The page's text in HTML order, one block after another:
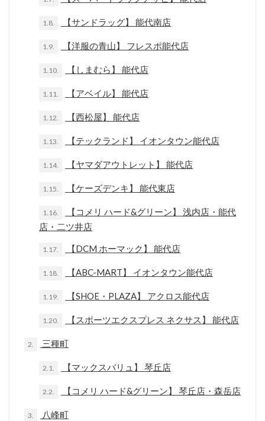
1.8. 【サンドラッグ】 能代南店
1.9. 【洋服の青山】 フレスポ能代店
1.10. 【しまむら】 能代店
1.11. 【アベイル】 能代店
1.12. 【西松屋】 能代店
1.13. 【テックランド】 イオンタウン能代店
1.14. 【ヤマダアウトレット】 能代店
1.15. 【ケーズデンキ】 能代東店
1.16.
【コメリ ハード&グリーン】 浅内店・能代
店・二ツ井店
1.17. 【DCM ホーマック】 能代店
1.18. 【ABC-MART】 イオンタウン能代店
1.19. 【SHOE・PLAZA】 アクロス能代店
1.20. 【スポーツエクスプレス ネクサス】 能代店
2. 三種町
2.1. 【マックスバリュ】 琴丘店
2.2. 【コメリ ハード&グリーン】 琴丘店・森岳店
3. 八峰町